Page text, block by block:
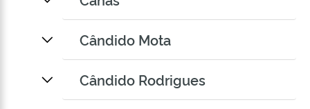
Cândido Mota
Cândido Rodrigues